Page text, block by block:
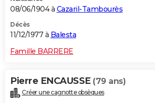
08/06/1904 à Cazaril-Tambourès
Décès
11/12/1977 à Balesta
Famille BARRERE
Pierre ENCAUSSE (79 ans)
Créer une cagnotte obsèques